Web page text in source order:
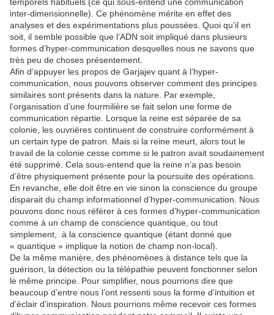
inter-dimensionnelle). Ce phénomène mérite en effet des
analyses et des expérimentations plus poussées. Quoi qu’il en
soit, il semble possible que l’ADN soit impliqué dans plusieurs
formes d’hyper-communication desquelles nous ne savons que
très peu de choses présentement.
Afin d’appuyer les propos de Garjajev quant à l’hyper-
communication, nous pouvons observer comment des principes
similaires sont présents dans la nature. Par exemple,
l’organisation d’une fourmilière se fait selon une forme de
communication répartie. Lorsque la reine est séparée de sa
colonie, les ouvrières continuent de construire conformément à
un certain type de patron. Mais si la reine meurt, alors tout le
travail de la colonie cesse comme si le patron avait soudainement
été supprimé. Cela sous-entend que la reine n’a pas besoin
d’être physiquement présente pour la poursuite des opérations.
En revanche, elle doit être en vie sinon la conscience du groupe
disparait du champ informationnel d’hyper-communication. Nous
pouvons donc nous référer à ces formes d’hyper-communication
comme à un champ de conscience quantique, ou tout
simplement, à la conscience quantique (étant donné que
« quantique » implique la notion de champ non-local).
De la même manière, des phénomènes à distance tels que la
guérison, la détection ou la télépathie peuvent fonctionner selon
le même principe. Pour simplifier, nous pourrions dire que
beaucoup d’entre nous l’ont ressenti sous la forme d’intuition et
d’éclair d’inspiration. Nous pourrions même recevoir ces formes